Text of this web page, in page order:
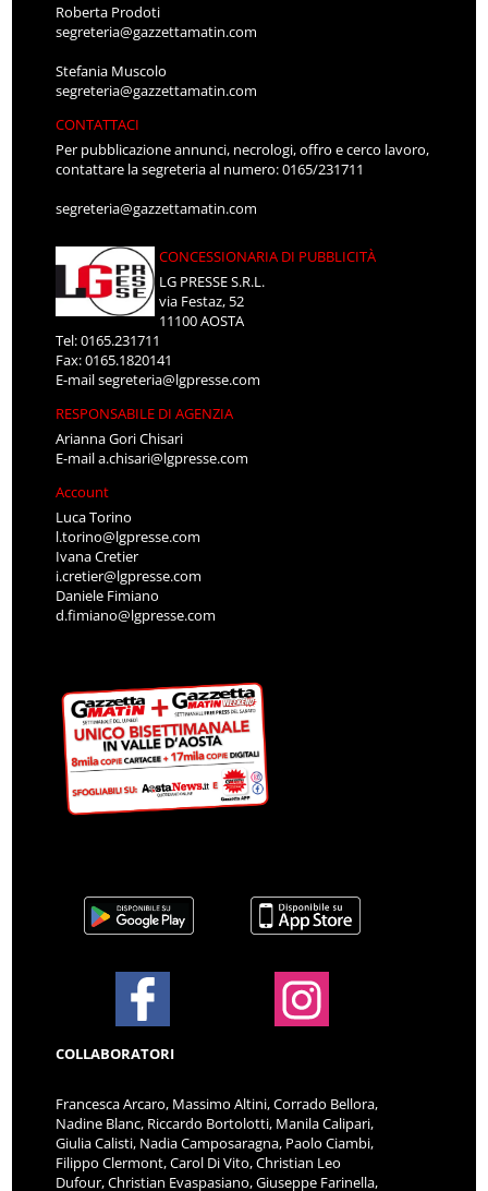
Roberta Prodoti
segreteria@gazzettamatin.com
Stefania Muscolo
segreteria@gazzettamatin.com
CONTATTACI
Per pubblicazione annunci, necrologi, offro e cerco lavoro,
contattare la segreteria al numero: 0165/231711
segreteria@gazzettamatin.com
CONCESSIONARIA DI PUBBLICITÀ
LG PRESSE S.R.L.
via Festaz, 52
11100 AOSTA
Tel: 0165.231711
Fax: 0165.1820141
E-mailsegreteria@lgpresse.com
RESPONSABILE DI AGENZIA
Arianna Gori Chisari
E-maila.chisari@lgpresse.com
Account
Luca Torino
l.torino@lgpresse.com
Ivana Cretier
i.cretier@lgpresse.com
Daniele Fimiano
d.fimiano@lgpresse.com
COLLABORATORI
Francesca Arcaro, Massimo Altini, Corrado Bellora,
Nadine Blanc, Riccardo Bortolotti, Manila Calipari,
Giulia Calisti, Nadia Camposaragna, Paolo Ciambi,
Filippo Clermont, Carol Di Vito, Christian Leo
Dufour, Christian Evaspasiano, Giuseppe Farinella,